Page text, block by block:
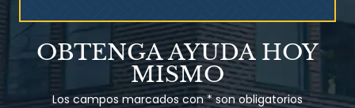
Talco en polvo
Ovary cancer
OBTENGA AYUDA HOY
MISMO
Los campos marcados con * son obligatorios